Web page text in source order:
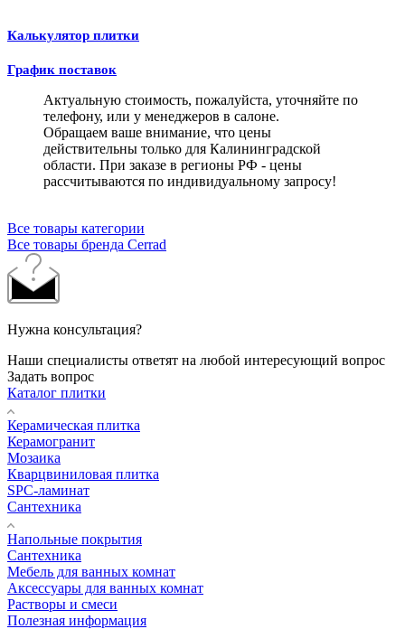
Калькулятор плитки
График поставок
Актуальную стоимость, пожалуйста, уточняйте по
телефону, или у менеджеров в салоне.
Обращаем ваше внимание, что цены
действительны только для Калининградской
области. При заказе в регионы РФ - цены
рассчитываются по индивидуальному запросу!
Все товары категории
Все товары бренда Cerrad
Нужна консультация?
Наши специалисты ответят на любой интересующий вопрос
Задать вопрос
Каталог плитки
Керамическая плитка
Керамогранит
Мозаика
Кварцвиниловая плитка
SPC-ламинат
Сантехника
Напольные покрытия
Сантехника
Мебель для ванных комнат
Аксессуары для ванных комнат
Растворы и смеси
Полезная информация